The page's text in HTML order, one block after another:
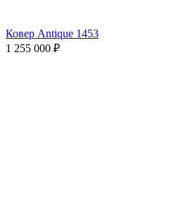
Ковер Antique 1453
1 255 000 ₽